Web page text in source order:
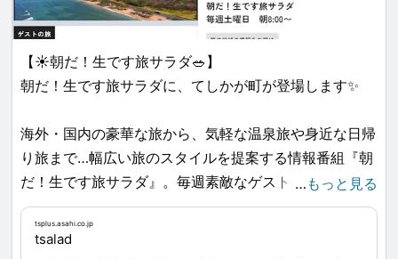
【☀️朝だ！生です旅サラダ🥗】
朝だ！生です旅サラダに、てしかが町が登場します✨
海外・国内の豪華な旅から、気軽な温泉旅や身近な日帰
り旅まで…幅広い旅のスタイルを提案する情報番組『朝
だ！生です旅サラダ』。毎週素敵なゲストが登場してい
ますが、今回は福澤朗さんが弟子屈の見どころを幅広く
ご紹介してくださるそうです🧚🏻‍♀️💫是非ご覧ください。
… もっと見る
tsplus.asahi.co.jp
tsalad